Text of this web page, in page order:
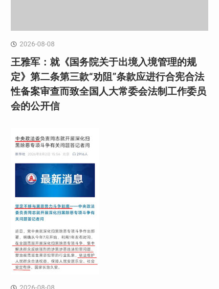
2026-08-08
王雅军：就《国务院关于出境入境管理的规
定》第二条第三款“劝阻”条款应进行合宪合法
性备案审查而致全国人大常委会法制工作委员
会的公开信